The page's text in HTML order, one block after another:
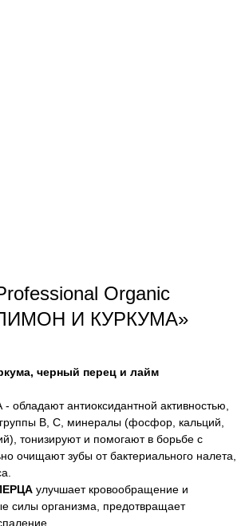
Organic
И КУРКУМА»
черный перец и лайм
антиоксидантной активностью,
В, С, минералы (фосфор, кальций,
тонизируют и помогают в борьбе с
очищают зубы от бактериального налета,
улучшает кровообращение и
силы организма, предотвращает